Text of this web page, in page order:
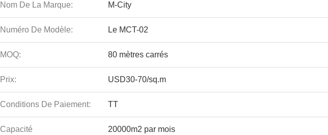
Nom De La Marque: M-City
Numéro De Modèle: Le MCT-02
MOQ: 80 mètres carrés
Prix: USD30-70/sq.m
Conditions De Paiement: TT
Capacité
20000m2 par mois